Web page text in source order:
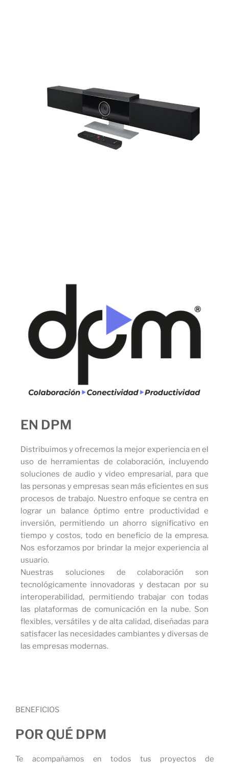
EN DPM
Distribuimos y ofrecemos la mejor experiencia en el
uso de herramientas de colaboración, incluyendo
soluciones de audio y video empresarial, para que
las personas y empresas sean más eficientes en sus
procesos de trabajo. Nuestro enfoque se centra en
lograr un balance óptimo entre productividad e
inversión, permitiendo un ahorro significativo en
tiempo y costos, todo en beneficio de la empresa.
Nos esforzamos por brindar la mejor experiencia al
usuario.
Nuestras soluciones de colaboración son
tecnológicamente innovadoras y destacan por su
interoperabilidad, permitiendo trabajar con todas
las plataformas de comunicación en la nube. Son
flexibles, versátiles y de alta calidad, diseñadas para
satisfacer las necesidades cambiantes y diversas de
las empresas modernas.
BENEFICIOS
POR QUÉ DPM
Te acompañamos en todos tus proyectos de